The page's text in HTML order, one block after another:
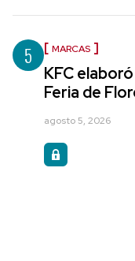
5 MARCAS
KFC
Feria de
agosto 5, 2026